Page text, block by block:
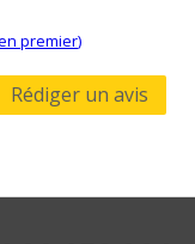
premier)
Rédiger un avis